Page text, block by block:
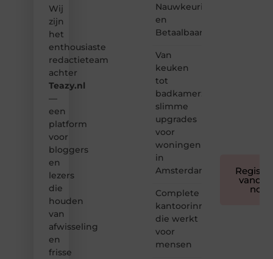
Wij
zijn
het
enthousiaste
redactieteam
achter
Teazy.nl
—
een
platform
voor
bloggers
en
lezers
die
houden
van
afwisseling
en
frisse
Nauwkeurig
en
Betaalbaar
Van
keuken
tot
badkamer:
slimme
upgrades
voor
woningen
in
Amsterdam
Complete
kantoorinrichting
die werkt
voor
mensen
nog